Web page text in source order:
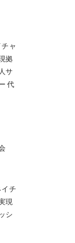
ャ
拠
サ
代
チ
現
シ